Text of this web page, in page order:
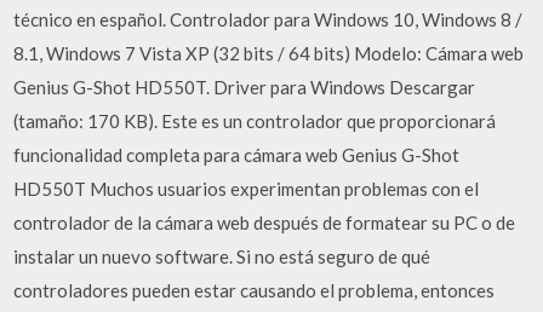
técnico en español. Controlador para Windows 10, Windows 8 /
8.1, Windows 7 Vista XP (32 bits / 64 bits) Modelo: Cámara web
Genius G-Shot HD550T. Driver para Windows Descargar
(tamaño: 170 KB). Este es un controlador que proporcionará
funcionalidad completa para cámara web Genius G-Shot
HD550T Muchos usuarios experimentan problemas con el
controlador de la cámara web después de formatear su PC o de
instalar un nuevo software. Si no está seguro de qué
controladores pueden estar causando el problema, entonces